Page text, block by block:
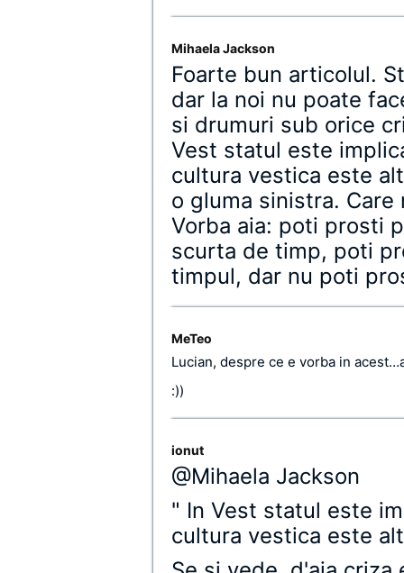
Mihaela Jackson
Foarte bun articolul.
dar la noi nu poate
si drumuri sub orice
Vest statul este
cultura vestica este
o gluma sinistra.
Vorba aia: poti prosti
scurta de timp, poti
timpul, dar nu poti
MeTeo
Lucian, despre ce e vorba in
:))
ionut
@Mihaela Jackson
" In Vest statul este
cultura vestica este